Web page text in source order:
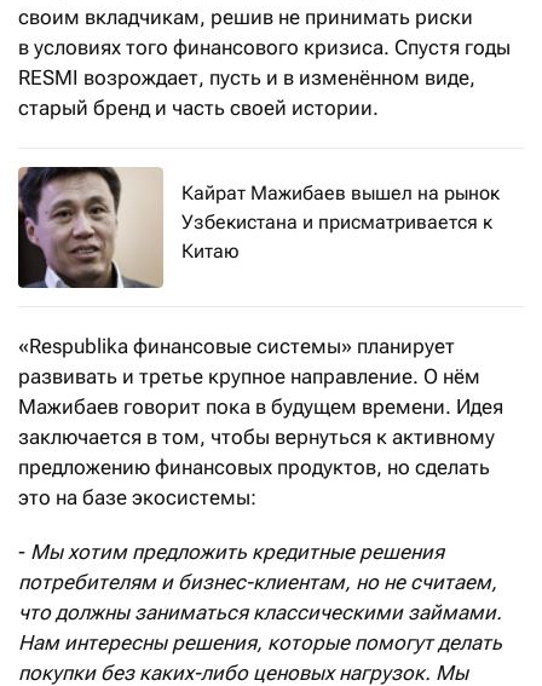
своим вкладчикам, решив не принимать риски
в условиях того финансового кризиса. Спустя годы
RESMI возрождает, пусть и в изменённом виде,
старый бренд и часть своей истории.
Кайрат Мажибаев вышел на рынок
Узбекистана и присматривается к
Китаю
«Respublika финансовые системы» планирует
развивать и третье крупное направление. О нём
Мажибаев говорит пока в будущем времени. Идея
заключается в том, чтобы вернуться к активному
предложению финансовых продуктов, но сделать
это на базе экосистемы:
- Мы хотим предложить кредитные решения
потребителям и бизнес-клиентам, но не считаем,
что должны заниматься классическими займами.
Нам интересны решения, которые помогут делать
покупки без каких-либо ценовых нагрузок. Мы